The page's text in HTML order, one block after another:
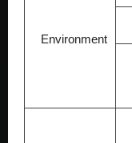
Environment